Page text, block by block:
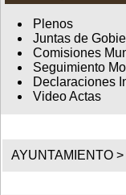
Plenos
Juntas de
Comisiones
Seguimiento
Declaraciones
Video Actas
AYUNTAMIENTO >